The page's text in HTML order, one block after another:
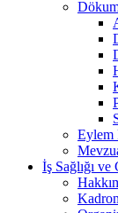
Eylem
İş Sağlığı